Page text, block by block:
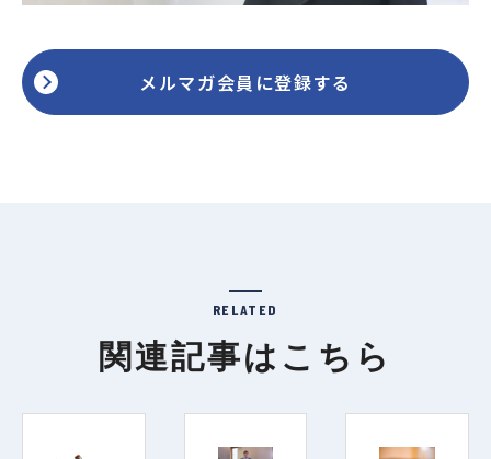
メルマガ会員に登録する
RELATED
関連記事はこちら